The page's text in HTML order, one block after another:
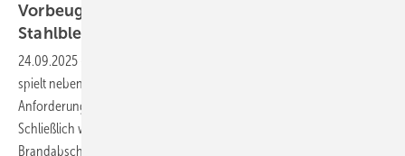
Vorbeugender Brandschutz bei
Stahlblechlüftungsleitungen
24.09.2025
spielt neben den strömungs- und lüftungstechnischen
Anforderungen der vorbeugende Brandschutz eine besondere Rolle.
Schließlich werden die Leitungen häufig durch verschiedene
Brandabschnitte eines Gebäudes geführt. Ohne vorbeugende